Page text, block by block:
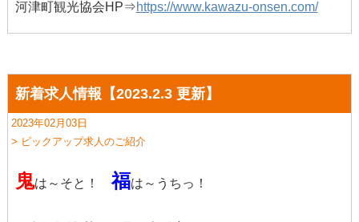
河津町観光協会HP⇒https://www.kawazu-onsen.com/
新着求人情報【2023.2.3 更新】
2023年02月03日
> ピックアップ求人のご紹介
鬼は～そと！福は～うちっ！